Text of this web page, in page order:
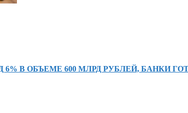
В ОБЪЕМЕ 600 МЛРД РУБЛЕЙ, БАНКИ